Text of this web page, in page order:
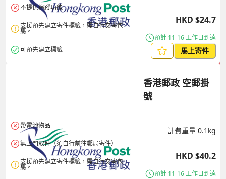
不提供追蹤功能
支援預先建立寄件標籤，需自行交寄包
裹。
可預先建立標籤
HKD $24.7
預計 11-16 工作日到達
馬上寄件
香港郵政 空郵掛
號
帶電池物品
無上門取件（須自行前往郵局寄件）
支援預先建立寄件標籤，需自行交寄包
裹。
計費重量 0.1 kg
HKD $40.2
預計 11-16 工作日到達